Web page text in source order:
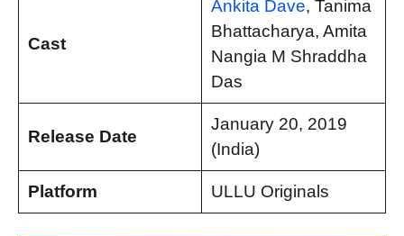
Cast
Ankita Dave, Tanima
Bhattacharya, Amita
Nangia M Shraddha
Das
Release Date
January 20, 2019
(India)
Platform ULLU Originals